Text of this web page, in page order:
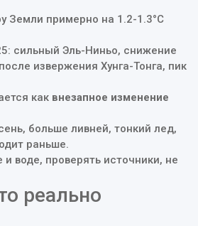
Земли примерно на 1.2-1.3°C
сильный Эль-Ниньо, снижение
извержения Хунга-Тонга, пик
как внезапное изменение
больше ливней, тонкий лед,
раньше.
воде, проверять источники, не
реально